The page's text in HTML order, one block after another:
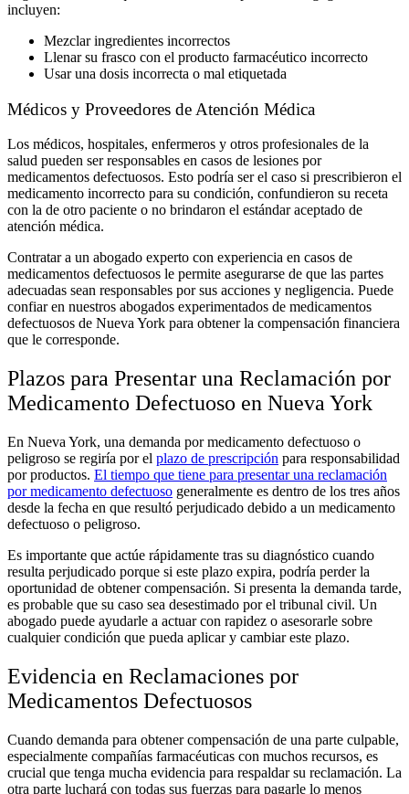
incluyen:
Mezclar ingredientes incorrectos
Llenar su frasco con el producto farmacéutico incorrecto
Usar una dosis incorrecta o mal etiquetada
Médicos y Proveedores de Atención Médica
Los médicos, hospitales, enfermeros y otros profesionales de la
salud pueden ser responsables en casos de lesiones por
medicamentos defectuosos. Esto podría ser el caso si prescribieron el
medicamento incorrecto para su condición, confundieron su receta
con la de otro paciente o no brindaron el estándar aceptado de
atención médica.
Contratar a un abogado experto con experiencia en casos de
medicamentos defectuosos le permite asegurarse de que las partes
adecuadas sean responsables por sus acciones y negligencia. Puede
confiar en nuestros abogados experimentados de medicamentos
defectuosos de Nueva York para obtener la compensación financiera
que le corresponde.
Plazos para Presentar una Reclamación por
Medicamento Defectuoso en Nueva York
En Nueva York, una demanda por medicamento defectuoso o
peligroso se regiría por el plazo de prescripción para responsabilidad
por productos. El tiempo que tiene para presentar una reclamación
por medicamento defectuoso generalmente es dentro de los tres años
desde la fecha en que resultó perjudicado debido a un medicamento
defectuoso o peligroso.
Es importante que actúe rápidamente tras su diagnóstico cuando
resulta perjudicado porque si este plazo expira, podría perder la
oportunidad de obtener compensación. Si presenta la demanda tarde,
es probable que su caso sea desestimado por el tribunal civil. Un
abogado puede ayudarle a actuar con rapidez o asesorarle sobre
cualquier condición que pueda aplicar y cambiar este plazo.
Evidencia en Reclamaciones por
Medicamentos Defectuosos
Cuando demanda para obtener compensación de una parte culpable,
especialmente compañías farmacéuticas con muchos recursos, es
crucial que tenga mucha evidencia para respaldar su reclamación. La
otra parte luchará con todas sus fuerzas para pagarle lo menos